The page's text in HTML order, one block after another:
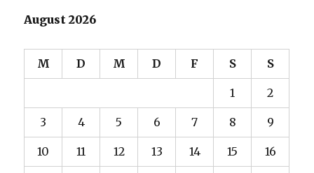
August 2026
M D M D F S S
1 2
3 4 5 6 7 8 9
10 11 12 13 14 15 16